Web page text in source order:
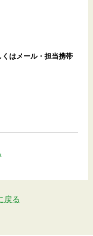
はメール・担当携帯
戻る